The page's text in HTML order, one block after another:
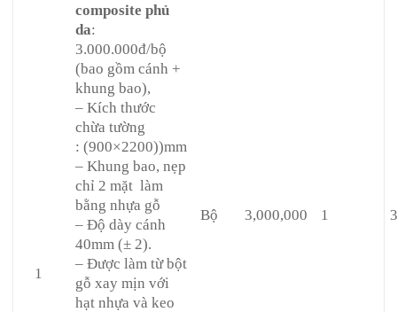
1
composite phủ
da:
3.000.000đ/bộ
(bao gồm cánh +
khung bao),
– Kích thước
chừa tường
: (900×2200))mm
– Khung bao, nẹp
chỉ 2 mặt làm
bằng nhựa gỗ
– Độ dày cánh
40mm (± 2).
– Được làm từ bột
gỗ xay mịn với
hạt nhựa và keo
Bộ 3,000,000 1